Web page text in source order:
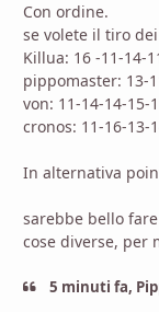
Con ordine.
se volete il tiro
Killua: 16 -11-14-
pippomaster: 13-
von: 11-14-14-15-
cronos: 11-16-13-
In alternativa
sarebbe bello
cose diverse, per
5 minuti fa,